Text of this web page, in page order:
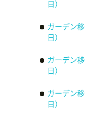
日）
ガーデン
日）
ガーデン
日）
ガーデン
日）